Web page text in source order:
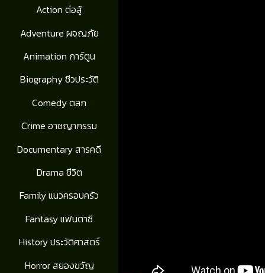
Action ต่อสู้
Adventure ผจญภัย
Animation การ์ตูน
Biography ชีวประวัติ
Comedy ตลก
Crime อาชญากรรม
Documentary สารคดี
Drama ชีวิต
Family แนวครอบครัว
Fantasy แฟนตาซี
History ประวัติศาสตร์
Horror สยองขวัญ